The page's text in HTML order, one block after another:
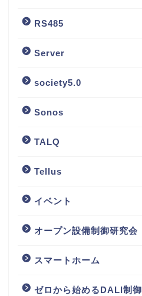
RS485
Server
society5.0
Sonos
TALQ
Tellus
イベント
オープン設備制御研究会
スマートホーム
ゼロから始めるDALI制御